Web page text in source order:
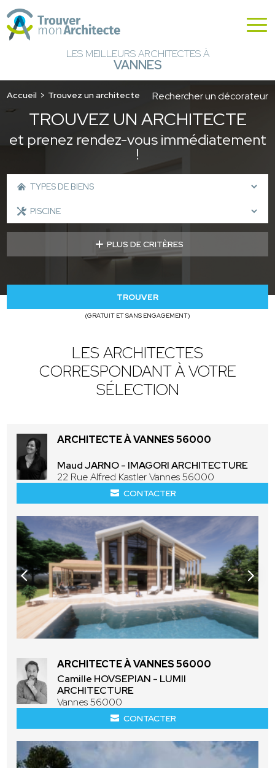
LES MEILLEURS ARCHITECTES À
VANNES
Accueil Trouvez un architecte Rechercher un décorateur
TROUVEZ UN ARCHITECTE
et prenez rendez-vous immédiatement
!
PLUS DE CRITÈRES
TROUVER
(GRATUIT ET SANS ENGAGEMENT)
LES ARCHITECTES
CORRESPONDANT À VOTRE
SÉLECTION
ARCHITECTE À VANNES 56000
Maud JARNO - IMAGORI ARCHITECTURE
22 Rue Alfred Kastler Vannes 56000
CONTACTER
ARCHITECTE À VANNES 56000
Camille HOVSEPIAN - LUMII
ARCHITECTURE
Vannes 56000
CONTACTER